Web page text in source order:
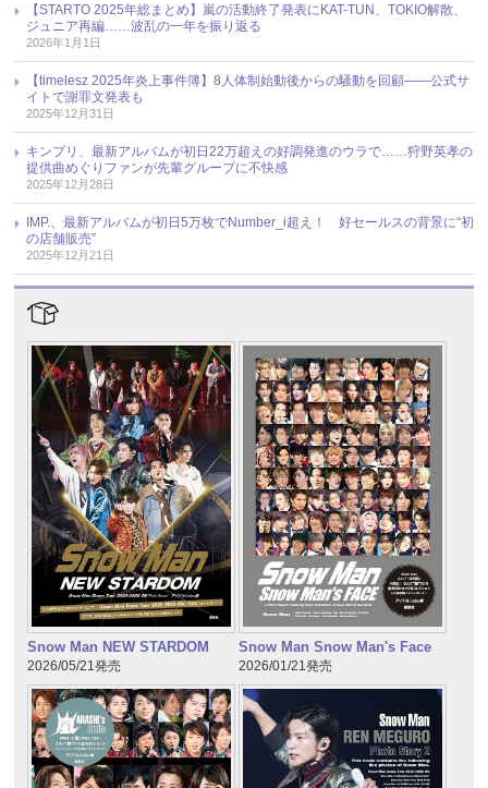
【STARTO 2025年総まとめ】嵐の活動終了発表にKAT-TUN、TOKIO解散、
ジュニア再編……波乱の一年を振り返る
2026年1月1日
【timelesz 2025年炎上事件簿】8人体制始動後からの騒動を回顧――公式サ
イトで謝罪文発表も
2025年12月31日
キンプリ、最新アルバムが初日22万超えの好調発進のウラで……狩野英孝の
提供曲めぐりファンが先輩グループに不快感
2025年12月28日
IMP.、最新アルバムが初日5万枚でNumber_i超え！ 好セールスの背景に“初
の店舗販売”
2025年12月21日
Snow Man NEW STARDOM
2026/05/21発売
Snow Man Snow Man's Face
2026/01/21発売